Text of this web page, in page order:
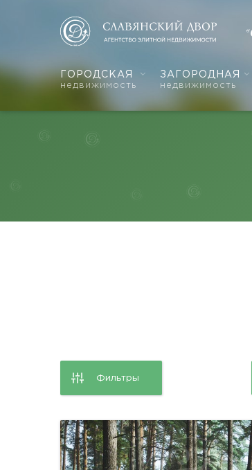
ГОРОДСКАЯ
недвижимость
ЗАГОРОДНАЯ
недвижимость
Фильтры